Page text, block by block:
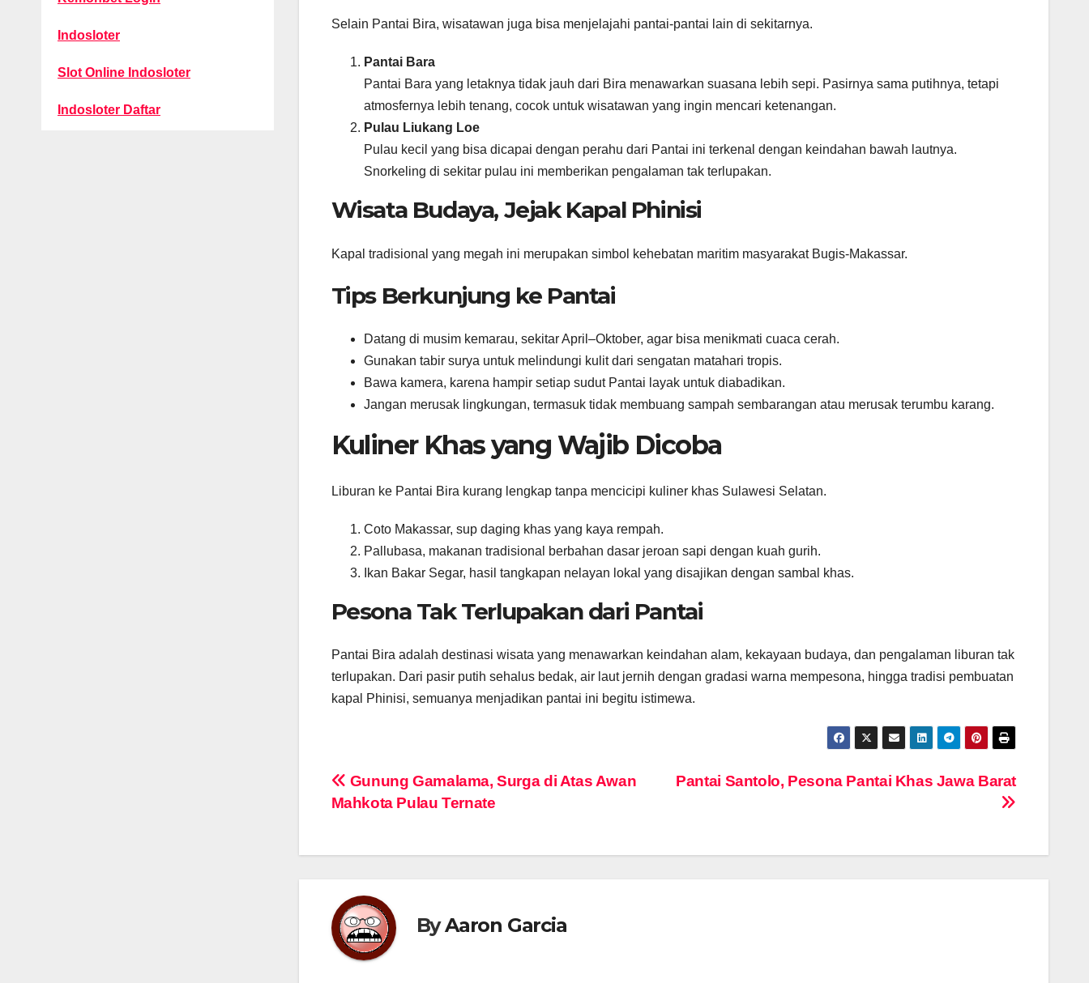
Indosloter
Slot Online Indosloter
Indosloter Daftar
Selain Pantai Bira, wisatawan juga bisa menjelajahi pantai-pantai lain di sekitarnya.
Pantai Bara
Pantai Bara yang letaknya tidak jauh dari Bira menawarkan suasana lebih sepi. Pasirnya sama putihnya, tetapi
atmosfernya lebih tenang, cocok untuk wisatawan yang ingin mencari ketenangan.
Pulau Liukang Loe
Pulau kecil yang bisa dicapai dengan perahu dari Pantai ini terkenal dengan keindahan bawah lautnya.
Snorkeling di sekitar pulau ini memberikan pengalaman tak terlupakan.
Wisata Budaya, Jejak Kapal Phinisi
Kapal tradisional yang megah ini merupakan simbol kehebatan maritim masyarakat Bugis-Makassar.
Tips Berkunjung ke Pantai
Datang di musim kemarau, sekitar April–Oktober, agar bisa menikmati cuaca cerah.
Gunakan tabir surya untuk melindungi kulit dari sengatan matahari tropis.
Bawa kamera, karena hampir setiap sudut Pantai layak untuk diabadikan.
Jangan merusak lingkungan, termasuk tidak membuang sampah sembarangan atau merusak terumbu karang.
Kuliner Khas yang Wajib Dicoba
Liburan ke Pantai Bira kurang lengkap tanpa mencicipi kuliner khas Sulawesi Selatan.
Coto Makassar, sup daging khas yang kaya rempah.
Pallubasa, makanan tradisional berbahan dasar jeroan sapi dengan kuah gurih.
Ikan Bakar Segar, hasil tangkapan nelayan lokal yang disajikan dengan sambal khas.
Pesona Tak Terlupakan dari Pantai
Pantai Bira adalah destinasi wisata yang menawarkan keindahan alam, kekayaan budaya, dan pengalaman liburan tak
terlupakan. Dari pasir putih sehalus bedak, air laut jernih dengan gradasi warna mempesona, hingga tradisi pembuatan
kapal Phinisi, semuanya menjadikan pantai ini begitu istimewa.
Navigasi
Pantai Santolo, Pesona Pantai Khas Jawa Barat
Gunung Gamalama, Surga di Atas Awan
Mahkota Pulau Ternate
ByAaron Garcia